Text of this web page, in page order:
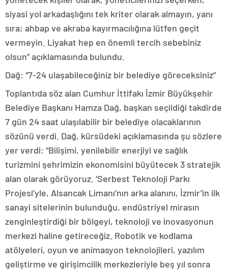
siyasi yol arkadaşlığını tek kriter olarak almayın, yanı
sıra; ahbap ve akraba kayırmacılığına lütfen geçit
vermeyin. Liyakat hep en önemli tercih sebebiniz
olsun” açıklamasında bulundu.
Dağ: “7-24 ulaşabileceğiniz bir belediye göreceksiniz”
Toplantıda söz alan Cumhur İttifakı İzmir Büyükşehir
Belediye Başkanı Hamza Dağ, başkan seçildiği takdirde
7 gün 24 saat ulaşılabilir bir belediye olacaklarının
sözünü verdi. Dağ, kürsüdeki açıklamasında şu sözlere
yer verdi: “Bilişimi, yenilebilir enerjiyi ve sağlık
turizmini şehrimizin ekonomisini büyütecek 3 stratejik
alan olarak görüyoruz. ‘Serbest Teknoloji Parkı
Projesi’yle, Alsancak Limanı’nın arka alanını, İzmir’in ilk
sanayi sitelerinin bulunduğu, endüstriyel mirasın
zenginleştirdiği bir bölgeyi, teknoloji ve inovasyonun
merkezi haline getireceğiz. Robotik ve kodlama
atölyeleri, oyun ve animasyon teknolojileri, yazılım
geliştirme ve girişimcilik merkezleriyle beş yıl sonra